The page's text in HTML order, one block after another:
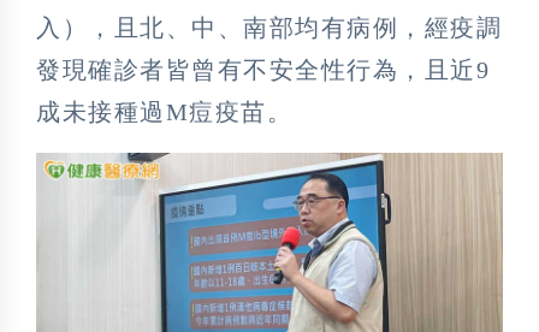
入），且北、中、南部均有病例，經疫調
發現確診者皆曾有不安全性行為，且近9
成未接種過M痘疫苗。